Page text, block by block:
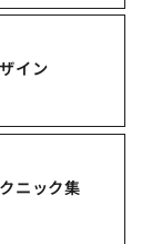
イン
ニック集